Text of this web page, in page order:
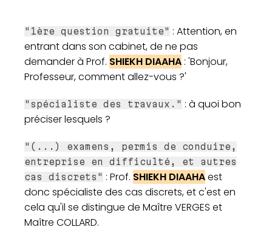
"1ère question gratuite" : Attention, en
entrant dans son cabinet, de ne pas
demander à Prof. SHIEKH DIAAHA : 'Bonjour,
Professeur, comment allez-vous ?'
"spécialiste des travaux." : à quoi bon
préciser lesquels ?
"(...) examens, permis de conduire,
entreprise en difficulté, et autres
cas discrets" : Prof. SHIEKH DIAAHAest
donc spécialiste des cas discrets, et c'est en
cela qu'il se distingue de Maître VERGES et
Maître COLLARD.